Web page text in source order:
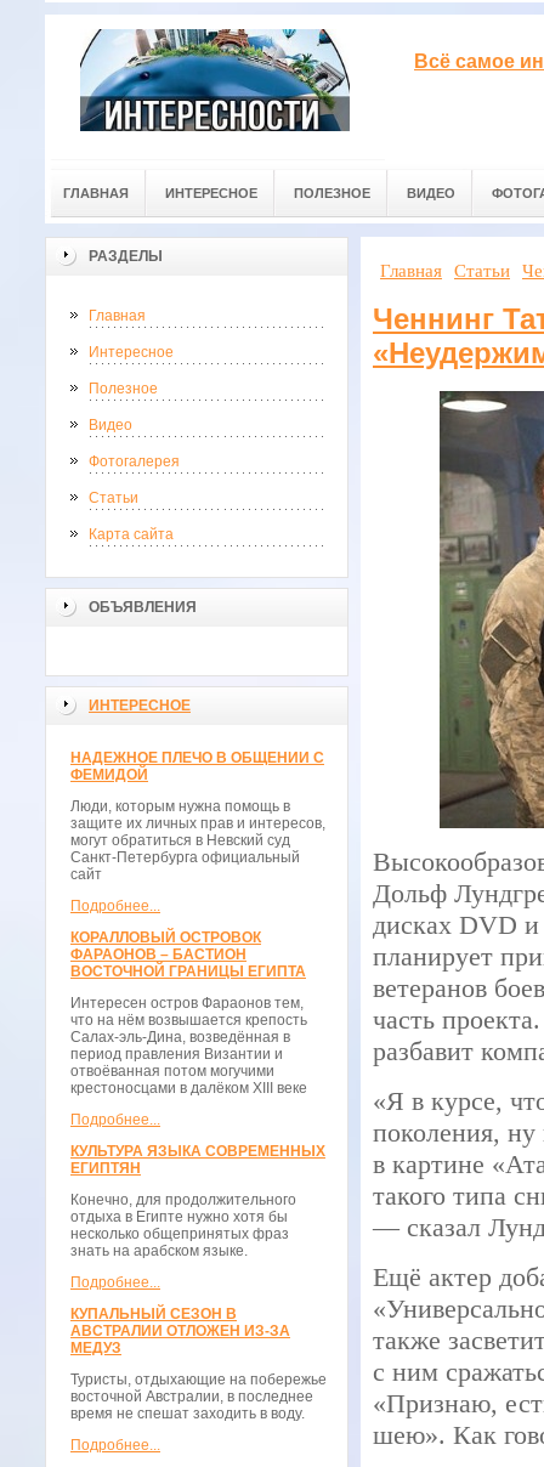
Всё самое
ГЛАВНАЯ ИНТЕРЕСНОЕ ПОЛЕЗНОЕ ВИДЕО
РАЗДЕЛЫ
Главная
Интересное
Полезное
Видео
Фотогалерея
Статьи
Карта сайта
ОБЪЯВЛЕНИЯ
ИНТЕРЕСНОЕ
НАДЕЖНОЕ ПЛЕЧО В ОБЩЕНИИ С
ФЕМИДОЙ
Люди, которым нужна помощь в
защите их личных прав и интересов,
могут обратиться в Невский суд
Санкт-Петербурга официальный
сайт
Подробнее...
КОРАЛЛОВЫЙ ОСТРОВОК
ФАРАОНОВ – БАСТИОН
ВОСТОЧНОЙ ГРАНИЦЫ ЕГИПТА
Интересен остров Фараонов тем,
что на нём возвышается крепость
Салах-эль-Дина, возведённая в
период правления Византии и
отвоёванная потом могучими
крестоносцами в далёком XIII веке
Подробнее...
КУЛЬТУРА ЯЗЫКА СОВРЕМЕННЫХ
ЕГИПТЯН
Конечно, для продолжительного
отдыха в Египте нужно хотя бы
несколько общепринятых фраз
знать на арабском языке.
Подробнее...
КУПАЛЬНЫЙ СЕЗОН В
АВСТРАЛИИ ОТЛОЖЕН ИЗ-ЗА
МЕДУЗ
Туристы, отдыхающие на побережье
восточной Австралии, в последнее
время не спешат заходить в воду.
Подробнее...
Главная Статьи
Ченнинг
Дольф
дисках DVD и
планирует
ветеранов
часть
разбавит
«Я в курсе,
поколения, ну
в картине
такого типа
— сказал
Ещё актер
также
с ним
«Признаю,
шею». Как